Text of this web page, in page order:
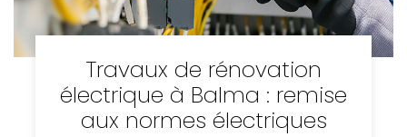
Travaux de rénovation
électrique à Balma : remise
aux normes électriques